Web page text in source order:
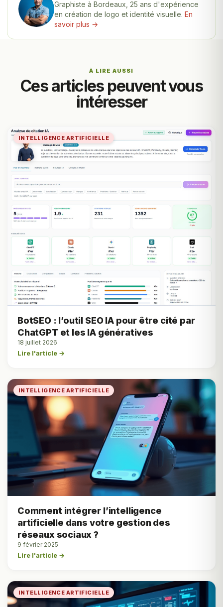
Graphiste à Bordeaux, 25 ans d'expérience
en création de logo et identité visuelle. En
savoir plus →
À LIRE AUSSI
Ces articles peuvent vous
intéresser
INTELLIGENCE ARTIFICIELLE
BotSEO : l’outil SEO IA pour être cité par
ChatGPT et les IA génératives
18 juillet 2026
Lire l'article →
INTELLIGENCE ARTIFICIELLE
Comment intégrer l’intelligence
artificielle dans votre gestion des
réseaux sociaux ?
9 février 2025
Lire l'article →
INTELLIGENCE ARTIFICIELLE